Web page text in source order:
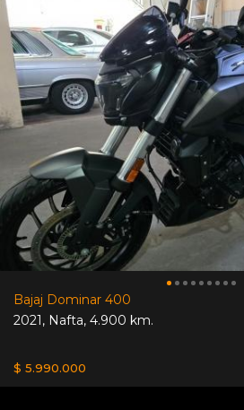
Bajaj Dominar 400
2021, Nafta, 4.900 km.
$ 5.990.000